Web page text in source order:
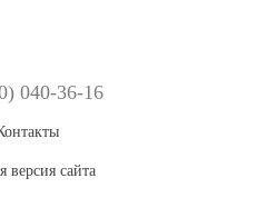
040-36-16
версия сайта